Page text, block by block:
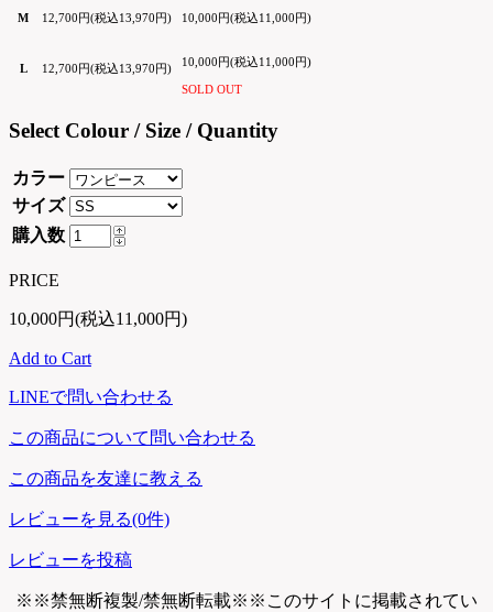
M 12,700円(税込13,970円) 10,000円(税込11,000円)
L 12,700円(税込13,970円) 10,000円(税込11,000円)
SOLD OUT
Select Colour / Size / Quantity
カラー
サイズ
購入数
PRICE
10,000円(税込11,000円)
Add to Cart
LINEで問い合わせる
この商品について問い合わせる
この商品を友達に教える
レビューを見る(0件)
レビューを投稿
※※禁無断複製/禁無断転載※※このサイトに掲載されてい